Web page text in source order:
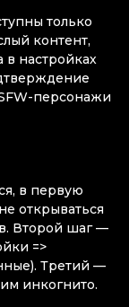
только
контент,
настройках
персонажи
в первую
открываться
Второй шаг —
=>
Третий —
инкогнито.